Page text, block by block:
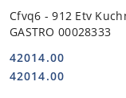
Cfvq6 - 912 Etv
GASTRO 00028333
Cena:
42014.00
Cena:
42014.00